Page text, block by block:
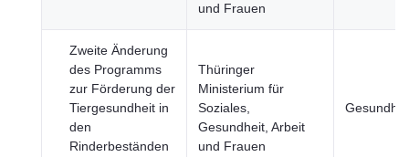
und Frauen
Zweite Änderung
des Programms
zur Förderung der
Tiergesundheit in
den
Rinderbeständen
Thüringer
Ministerium für
Soziales,
Gesundheit, Arbeit
und Frauen